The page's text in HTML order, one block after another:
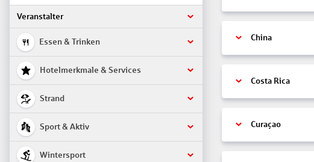
Veranstalter
Essen & Trinken
Hotelmerkmale & Services
Strand
Sport & Aktiv
Wintersport
China
Costa Rica
Curaçao